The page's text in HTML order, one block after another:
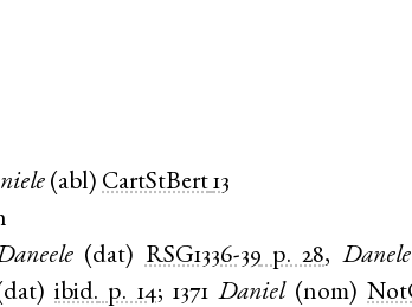
(abl) CartStBert 13
(dat) RSG1336-39 p. 28, Danele
dat)ibid. p. 14;1371 Daniel(nom)